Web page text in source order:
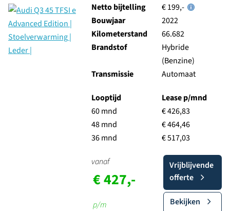
Netto bijtelling
€ 199,-
Bouwjaar
2022
Kilometerstand
66.682
Brandstof
Hybride
(Benzine)
Transmissie
Automaat
Looptijd
60 mnd
48 mnd
36 mnd
Lease p/mnd
€ 426,83
€ 464,46
€ 517,03
vanaf
€ 427,-
p/m
Vrijblijvende
offerte
Bekijken